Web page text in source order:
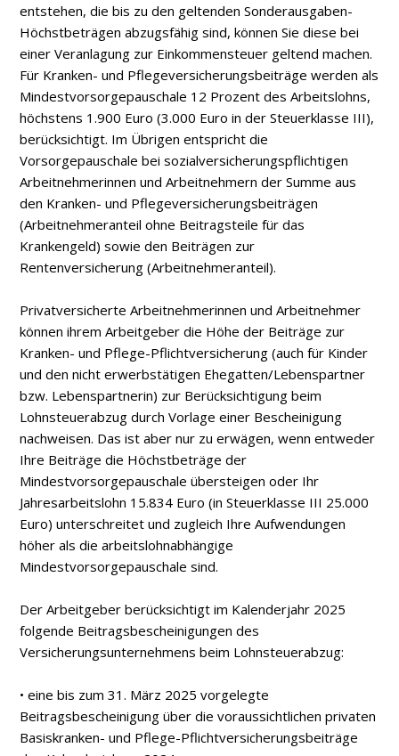
entstehen, die bis zu den geltenden Sonderausgaben-
Höchstbeträgen abzugsfähig sind, können Sie diese bei
einer Veranlagung zur Einkommensteuer geltend machen.
Für Kranken- und Pflegeversicherungsbeiträge werden als
Mindestvorsorgepauschale 12 Prozent des Arbeitslohns,
höchstens 1.900 Euro (3.000 Euro in der Steuerklasse III),
berücksichtigt. Im Übrigen entspricht die
Vorsorgepauschale bei sozialversicherungspflichtigen
Arbeitnehmerinnen und Arbeitnehmern der Summe aus
den Kranken- und Pflegeversicherungsbeiträgen
(Arbeitnehmeranteil ohne Beitragsteile für das
Krankengeld) sowie den Beiträgen zur
Rentenversicherung (Arbeitnehmeranteil).
Privatversicherte Arbeitnehmerinnen und Arbeitnehmer
können ihrem Arbeitgeber die Höhe der Beiträge zur
Kranken- und Pflege-Pflichtversicherung (auch für Kinder
und den nicht erwerbstätigen Ehegatten/Lebenspartner
bzw. Lebenspartnerin) zur Berücksichtigung beim
Lohnsteuerabzug durch Vorlage einer Bescheinigung
nachweisen. Das ist aber nur zu erwägen, wenn entweder
Ihre Beiträge die Höchstbeträge der
Mindestvorsorgepauschale übersteigen oder Ihr
Jahresarbeitslohn 15.834 Euro (in Steuerklasse III 25.000
Euro) unterschreitet und zugleich Ihre Aufwendungen
höher als die arbeitslohnabhängige
Mindestvorsorgepauschale sind.
Der Arbeitgeber berücksichtigt im Kalenderjahr 2025
folgende Beitragsbescheinigungen des
Versicherungsunternehmens beim Lohnsteuerabzug:
• eine bis zum 31. März 2025 vorgelegte
Beitragsbescheinigung über die voraussichtlichen privaten
Basiskranken- und Pflege-Pflichtversicherungsbeiträge